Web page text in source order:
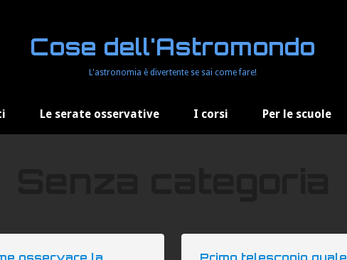
Cose dell'Astromondo
L'astronomia è divertente se sai come fare!
Le serate osservative I corsi Per le scuole
osservare la
Primo telescopio quale